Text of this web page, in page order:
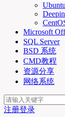
Ubuntu
Deepin
Microsoft
SQL Server
BSD 系统
CMD教程
资源分享
网络系统
注册登录